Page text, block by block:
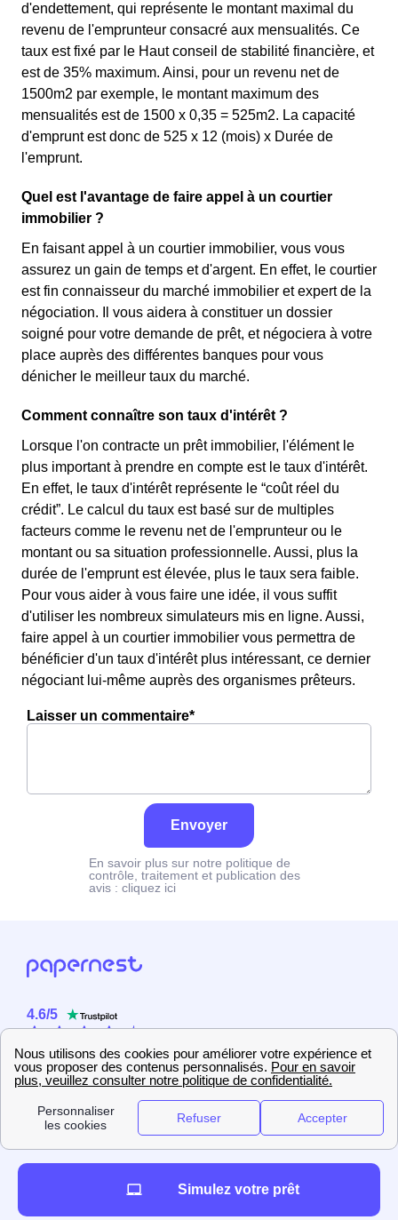
d'endettement, qui représente le montant maximal du
revenu de l'emprunteur consacré aux mensualités. Ce
taux est fixé par le Haut conseil de stabilité financière, et
est de 35% maximum. Ainsi, pour un revenu net de
1500m2 par exemple, le montant maximum des
mensualités est de 1500 x 0,35 = 525m2. La capacité
d'emprunt est donc de 525 x 12 (mois) x Durée de
l'emprunt.
Quel est l'avantage de faire appel à un courtier
immobilier ?
En faisant appel à un courtier immobilier, vous vous
assurez un gain de temps et d'argent. En effet, le courtier
est fin connaisseur du marché immobilier et expert de la
négociation. Il vous aidera à constituer un dossier
soigné pour votre demande de prêt, et négociera à votre
place auprès des différentes banques pour vous
dénicher le meilleur taux du marché.
Comment connaître son taux d'intérêt ?
Lorsque l'on contracte un prêt immobilier, l'élément le
plus important à prendre en compte est le taux d'intérêt.
En effet, le taux d'intérêt représente le “coût réel du
crédit”. Le calcul du taux est basé sur de multiples
facteurs comme le revenu net de l'emprunteur ou le
montant ou sa situation professionnelle. Aussi, plus la
durée de l'emprunt est élevée, plus le taux sera faible.
Pour vous aider à vous faire une idée, il vous suffit
d'utiliser les nombreux simulateurs mis en ligne. Aussi,
faire appel à un courtier immobilier vous permettra de
bénéficier d'un taux d'intérêt plus intéressant, ce dernier
négociant lui-même auprès des organismes prêteurs.
Laisser un commentaire*
Envoyer
En savoir plus sur notre politique de
contrôle, traitement et publication des
avis : cliquez ici
4.6/5
2358 utilisateurs
Simulez votre prêt